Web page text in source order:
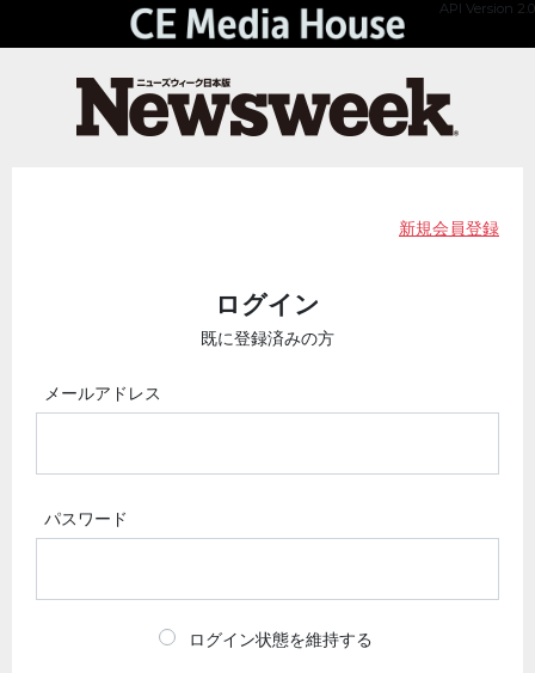
API Version 2.0
新規会員登録
ログイン
既に登録済みの方
メールアドレス
パスワード
ログイン状態を維持する